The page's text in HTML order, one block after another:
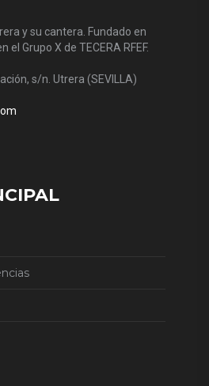
y su cantera. Fundado en
Grupo X de TECERA RFEF.
s/n. Utrera (SEVILLA)